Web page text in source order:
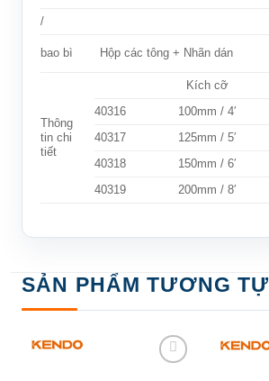
/
bao bì Hộp các tông + Nhãn dán
Thông
tin chi
tiết
Kích cỡ
40316 100mm / 4′
40317 125mm / 5′
40318 150mm / 6′
40319 200mm / 8′
SẢN PHẨM TƯƠNG TỰ